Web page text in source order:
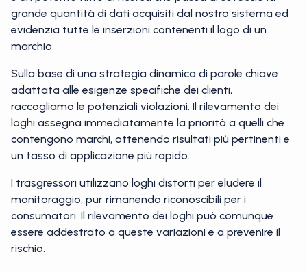
grande quantità di dati acquisiti dal nostro sistema ed
evidenzia tutte le inserzioni contenenti il logo di un
marchio.
Sulla base di una strategia dinamica di parole chiave
adattata alle esigenze specifiche dei clienti,
raccogliamo le potenziali violazioni. Il rilevamento dei
loghi assegna immediatamente la priorità a quelli che
contengono marchi, ottenendo risultati più pertinenti e
un tasso di applicazione più rapido.
I trasgressori utilizzano loghi distorti per eludere il
monitoraggio, pur rimanendo riconoscibili per i
consumatori. Il rilevamento dei loghi può comunque
essere addestrato a queste variazioni e a prevenire il
rischio.